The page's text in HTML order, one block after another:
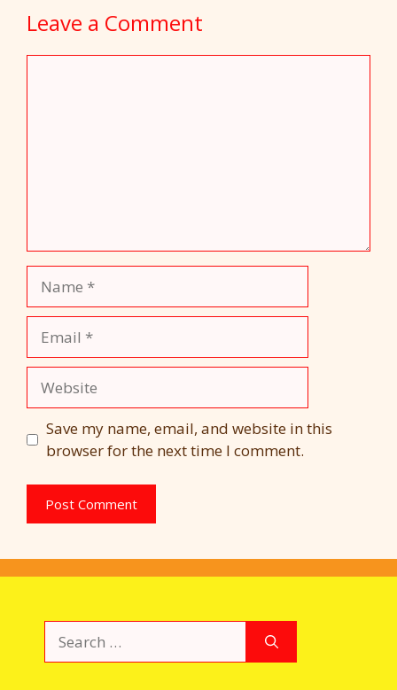
Leave a Comment
Save my name, email, and website in this
browser for the next time I comment.
for: